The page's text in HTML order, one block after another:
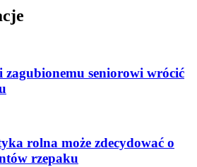
zagubionemu seniorowi wrócić
rolna może zdecydować o
rzepaku